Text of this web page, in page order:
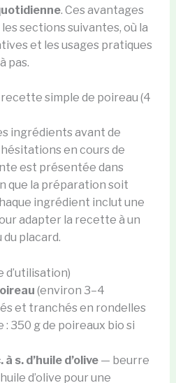
. Ces avantages
sections suivantes, où la
et les usages pratiques
pas.
simple de poireau (4
ingrédients avant de
en cours de
est présentée dans
que la préparation soit
ingrédient inclut une
adapter la recette à un
placard.
(environ 3–4
et tranchés en rondelles
350 g de poireaux bio si
à s. d’huile d’olive— beurre
d’olive pour une